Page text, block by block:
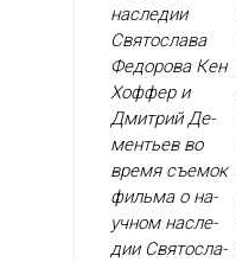
наследии
Святослава
Федорова Кен
Хоф­фер и
Дмит­рий Де­
менть­ев во
вре­мя съ­емок
филь­ма о на­
уч­ном нас­ле­
дии Свя­тос­ла­